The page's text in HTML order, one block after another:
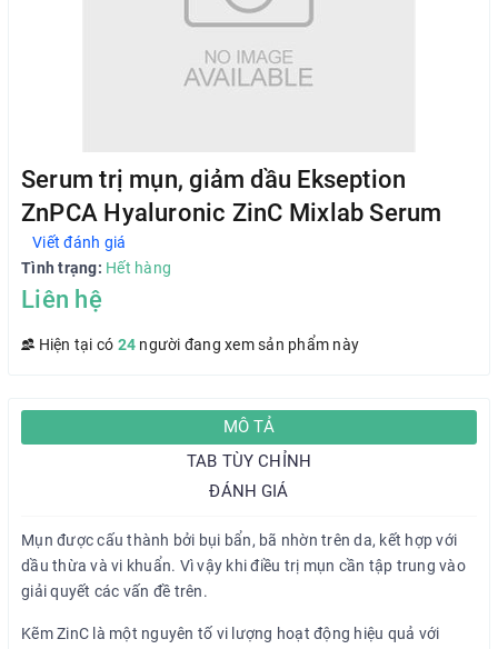
Serum trị mụn, giảm dầu Ekseption
ZnPCA Hyaluronic ZinC Mixlab Serum
Viết đánh giá
Tình trạng: Hết hàng
Liên hệ
Hiện tại có 24 người đang xem sản phẩm này
MÔ TẢ
TAB TÙY CHỈNH
ĐÁNH GIÁ
Mụn được cấu thành bởi bụi bẩn, bã nhờn trên da, kết hợp với
dầu thừa và vi khuẩn. Vì vậy khi điều trị mụn cần tập trung vào
giải quyết các vấn đề trên.
Kẽm ZinC là một nguyên tố vi lượng hoạt động hiệu quả với